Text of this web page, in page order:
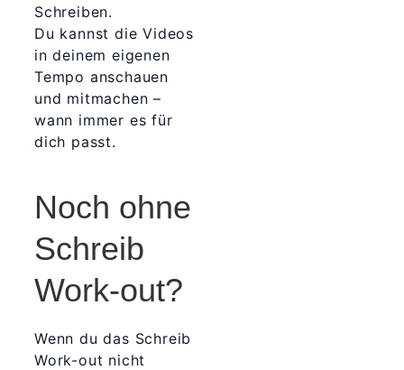
Schreiben.
Du kannst die Videos
in deinem eigenen
Tempo anschauen
und mitmachen –
wann immer es für
dich passt.
Noch ohne
Schreib
Work-out?
Wenn du das Schreib
Work-out nicht